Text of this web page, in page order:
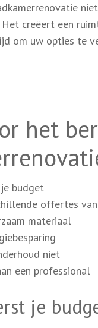
creëert een
om uw opties te
het
budget
offertes
materiaal
niet
een professional
je